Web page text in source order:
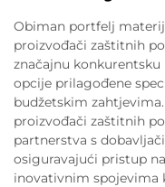
Obiman portfelj
proizvođači zaštitnih
značajnu
opcije prilagođene
budžetskim
proizvođači zaštitnih
partnerstva s
osiguravajući pristup
inovativnim spojevima